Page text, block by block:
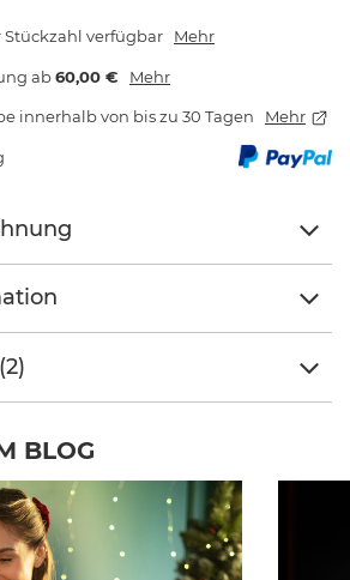
verfügbar Mehr
ab60,00 € Mehr
innerhalb von bis zu 30 Tagen Mehr
BLOG